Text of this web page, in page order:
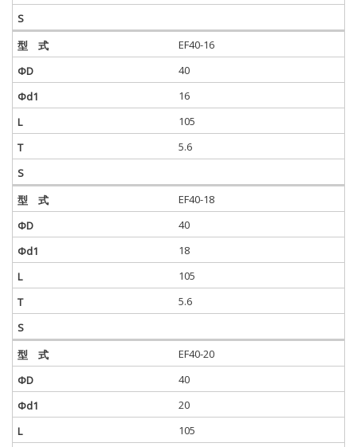
EF40-16
40
16
105
5.6
EF40-18
40
18
105
5.6
EF40-20
40
20
105